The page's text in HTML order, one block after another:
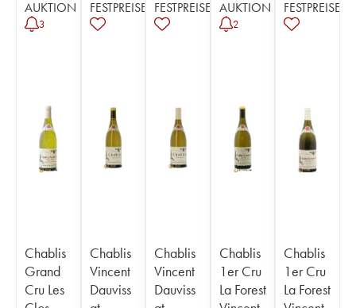
AUKTION
3
Chablis
Grand
Cru Les
FESTPREISE
Chablis
Vincent
Dauviss
FESTPREISE
Chablis
Vincent
Dauviss
AUKTION
2
Chablis
1er Cru
La Forest
FESTPREISE
Chablis
1er Cru
La Forest